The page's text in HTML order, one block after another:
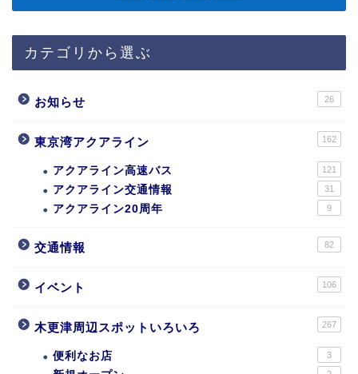
カテゴリから選ぶ
お知らせ 26
東京湾アクアライン 162
アクアライン高速バス 121
アクアライン交通情報 31
アクアライン20周年 9
交通情報 82
イベント 106
木更津周辺スポットいろいろ 267
便利なお店 3